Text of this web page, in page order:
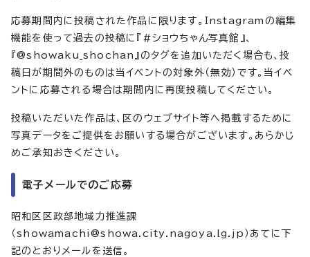
応募期間内に投稿された作品に限ります。Instagramの編集
機能を使って過去の投稿に『#ショウちゃん写真館』、
『@showaku_shochan』のタグを追加いただく場合も、投
稿日が期間外のものは当イベントの対象外（無効）です。当イベ
ントに応募される場合は期間内に再度投稿してください。
投稿いただいた作品は、区のウェブサイト等へ掲載するために
写真データをご提供をお願いする場合がございます。あらかじ
めご承知おきください。
電子メールでのご応募
昭和区区政部地域力推進課
（showamachi@showa.city.nagoya.lg.jp）あてに下
記のとおりメールを送信。